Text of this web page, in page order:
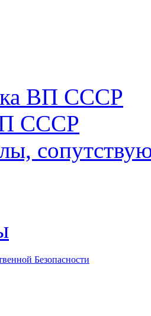
ВП СССР
СССР
Безопасности